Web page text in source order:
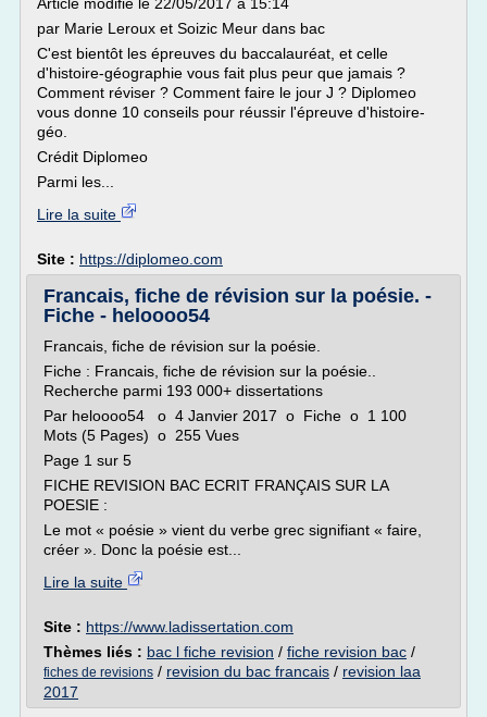
par Marie Leroux et Soizic Meur dans bac
C'est bientôt les épreuves du baccalauréat, et celle
d'histoire-géographie vous fait plus peur que jamais ?
Comment réviser ? Comment faire le jour J ? Diplomeo
vous donne 10 conseils pour réussir l'épreuve d'histoire-
géo.
Crédit Diplomeo
Parmi les...
Lire la suite
Site : https://diplomeo.com
Francais, fiche de révision sur la poésie. -
Fiche - heloooo54
Francais, fiche de révision sur la poésie.
Fiche : Francais, fiche de révision sur la poésie..
Recherche parmi 193 000+ dissertations
Par heloooo54 o 4 Janvier 2017 o Fiche o 1 100
Mots (5 Pages) o 255 Vues
Page 1 sur 5
FICHE REVISION BAC ECRIT FRANÇAIS SUR LA
POESIE :
Le mot « poésie » vient du verbe grec signifiant « faire,
créer ». Donc la poésie est...
Lire la suite
Site : https://www.ladissertation.com
Thèmes liés : bac l fiche revision / fiche revision bac /
fiches de revisions / revision du bac francais / revision laa
2017